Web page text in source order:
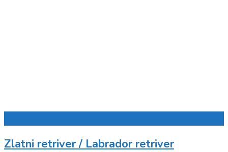
Zlatni retriver / Labrador retriver